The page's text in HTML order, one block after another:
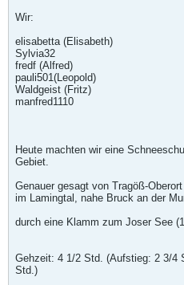
Wir:
elisabetta (Elisabeth)
Sylvia32
fredf (Alfred)
pauli501(Leopold)
Waldgeist (Fritz)
manfred1110
Heute machten wir eine
Gebiet.
Genauer gesagt von Tragöß-
im Lamingtal, nahe Bruck an der
durch eine Klamm zum Joser See
Gehzeit: 4 1/2 Std. (Aufstieg: 2 3/4
Std.)